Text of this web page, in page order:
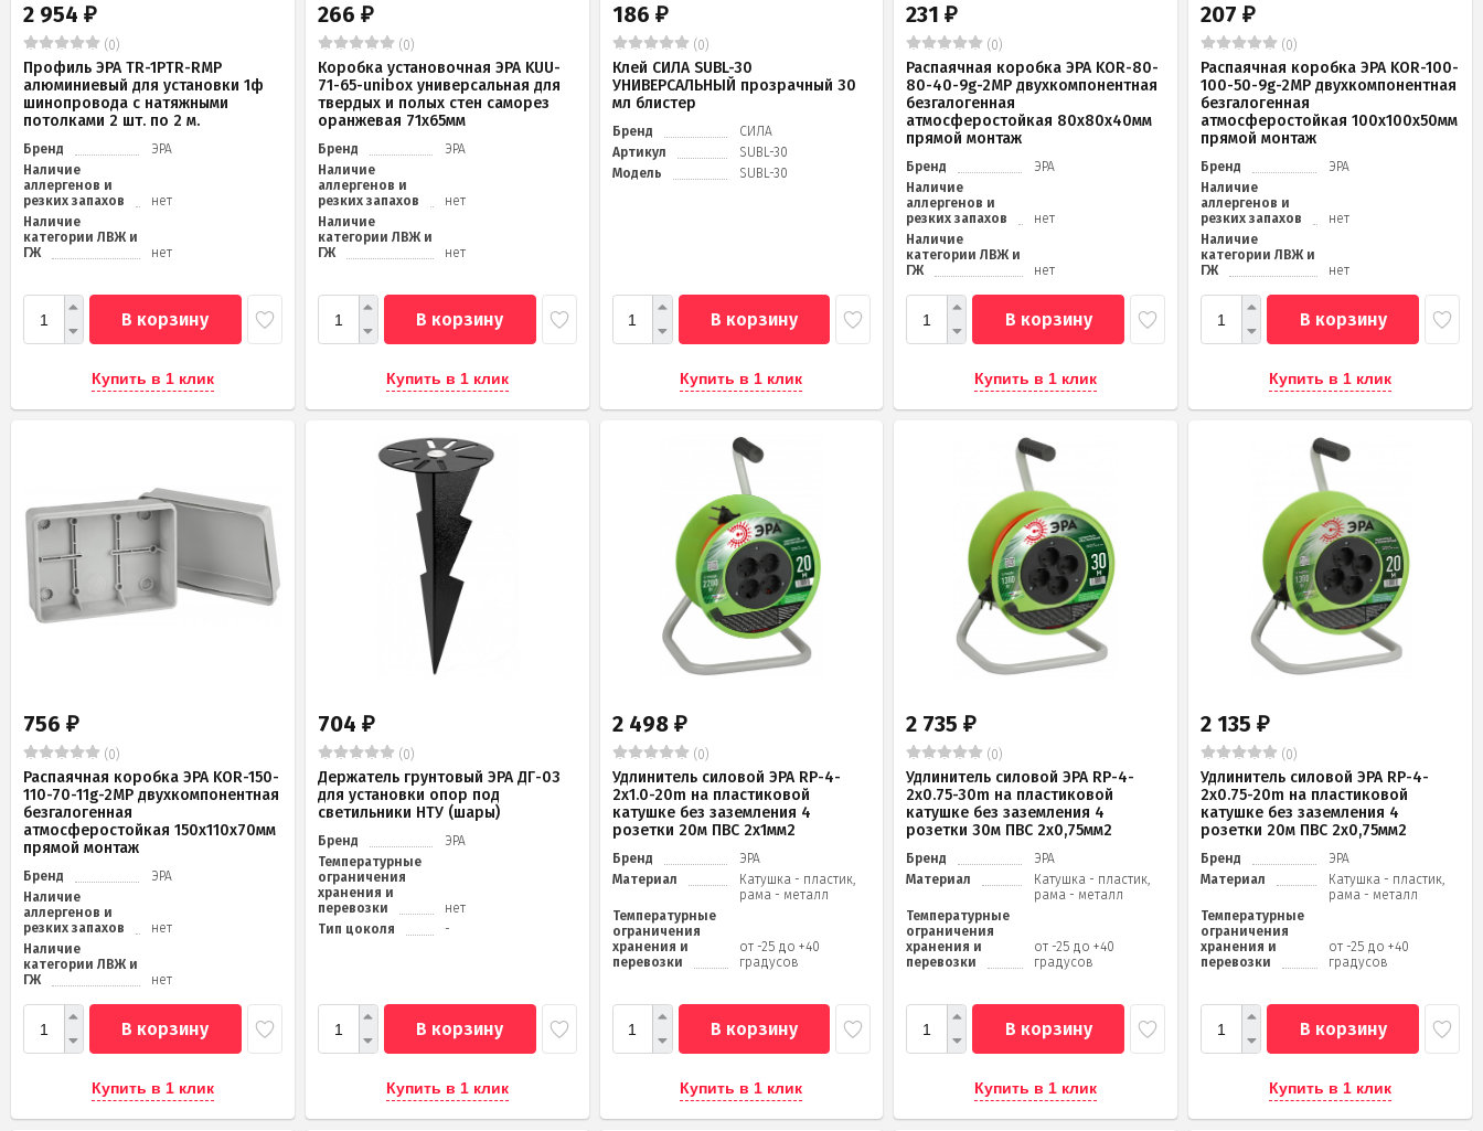
2 954 ₽
(0)
Профиль ЭРА TR-1PTR-RMP
алюминиевый для установки 1ф
шинопровода с натяжными
потолками 2 шт. по 2 м.
Бренд
ЭРА
Наличие
аллергенов и
резких запахов
нет
Наличие
категории ЛВЖ и
ГЖ
нет
В корзину
Купить в 1 клик
266 ₽
(0)
Коробка установочная ЭРА KUU-
71-65-unibox универсальная для
твердых и полых стен саморез
оранжевая 71х65мм
Бренд
ЭРА
Наличие
аллергенов и
резких запахов
нет
Наличие
категории ЛВЖ и
ГЖ
нет
В корзину
Купить в 1 клик
186 ₽
(0)
Клей СИЛА SUBL-30
УНИВЕРСАЛЬНЫЙ прозрачный 30
мл блистер
Бренд
СИЛА
Артикул
SUBL-30
Модель
SUBL-30
В корзину
Купить в 1 клик
231₽
(0)
Распаячная коробка ЭРА KOR-80-
80-40-9g-2MP двухкомпонентная
безгалогенная
атмосферостойкая 80х80х40мм
прямой монтаж
Бренд
ЭРА
Наличие
аллергенов и
резких запахов
нет
Наличие
категории ЛВЖ и
ГЖ
нет
В корзину
Купить в 1 клик
207₽
(0)
Распаячная коробка ЭРА KOR-100-
100-50-9g-2MP двухкомпонентная
безгалогенная
атмосферостойкая 100х100х50мм
прямой монтаж
Бренд
ЭРА
Наличие
аллергенов и
резких запахов
нет
Наличие
категории ЛВЖ и
ГЖ
нет
В корзину
Купить в 1 клик
756 ₽
(0)
Распаячная коробка ЭРА KOR-150-
110-70-11g-2MP двухкомпонентная
безгалогенная
атмосферостойкая 150х110х70мм
прямой монтаж
Бренд
ЭРА
Наличие
аллергенов и
резких запахов
нет
Наличие
категории ЛВЖ и
ГЖ
нет
В корзину
Купить в 1 клик
704 ₽
(0)
Держатель грунтовый ЭРА ДГ-03
для установки опор под
светильники НТУ (шары)
Бренд
ЭРА
Температурные
ограничения
хранения и
перевозки
нет
Тип цоколя
-
В корзину
Купить в 1 клик
2 498 ₽
(0)
Удлинитель силовой ЭРА RP-4-
2x1.0-20m на пластиковой
катушке без заземления 4
розетки 20м ПВС 2х1мм2
Бренд
ЭРА
Материал
Катушка - пластик,
рама - металл
Температурные
ограничения
хранения и
перевозки
от -25 до +40
градусов
В корзину
Купить в 1 клик
2 735₽
(0)
Удлинитель силовой ЭРА RP-4-
2x0.75-30m на пластиковой
катушке без заземления 4
розетки 30м ПВС 2х0,75мм2
Бренд
ЭРА
Материал
Катушка - пластик,
рама - металл
Температурные
ограничения
хранения и
перевозки
от -25 до +40
градусов
В корзину
Купить в 1 клик
2 135₽
(0)
Удлинитель силовой ЭРА RP-4-
2x0.75-20m на пластиковой
катушке без заземления 4
розетки 20м ПВС 2х0,75мм2
Бренд
ЭРА
Материал
Катушка - пластик,
рама - металл
Температурные
ограничения
хранения и
перевозки
от -25 до +40
градусов
В корзину
Купить в 1 клик